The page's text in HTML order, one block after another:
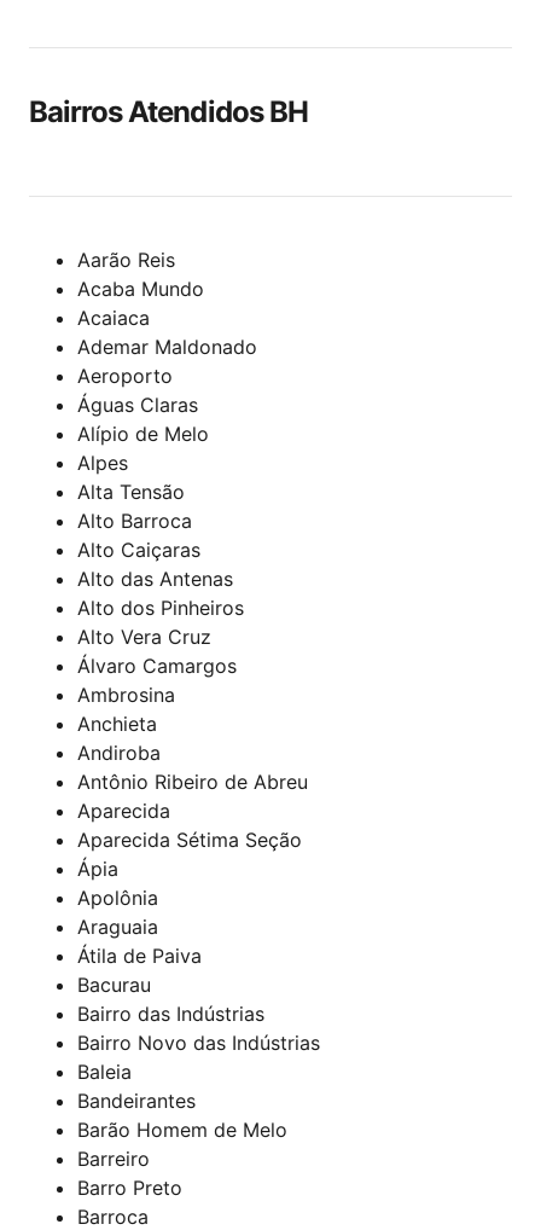
Bairros Atendidos BH
Aarão Reis
Acaba Mundo
Acaiaca
Ademar Maldonado
Aeroporto
Águas Claras
Alípio de Melo
Alpes
Alta Tensão
Alto Barroca
Alto Caiçaras
Alto das Antenas
Alto dos Pinheiros
Alto Vera Cruz
Álvaro Camargos
Ambrosina
Anchieta
Andiroba
Antônio Ribeiro de Abreu
Aparecida
Aparecida Sétima Seção
Ápia
Apolônia
Araguaia
Átila de Paiva
Bacurau
Bairro das Indústrias
Bairro Novo das Indústrias
Baleia
Bandeirantes
Barão Homem de Melo
Barreiro
Barro Preto
Barroca